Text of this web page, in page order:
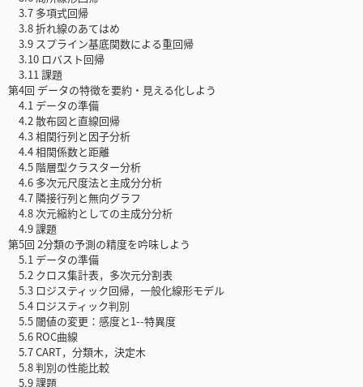
3.7 多項式回帰
3.8 折れ線のあてはめ
3.9 スプライン基底関数による重回帰
3.10 ロバスト回帰
3.11 課題
第4回 データの特徴を要約・見える化しよう
4.1 データの準備
4.2 散布図と直線回帰
4.3 相関行列と因子分析
4.4 相関係数と距離
4.5 階層型クラスター分析
4.6 多次元尺度法と主成分分析
4.7 隣接行列と無向グラフ
4.8 次元縮約としての主成分分析
4.9 課題
第5回 2分類の予測の精度を吟味しよう
5.1 データの準備
5.2 クロス集計表，多次元分割表
5.3 ロジスティック回帰，一般化線形モデル
5.4 ロジスティック判別
5.5 閾値の変更：感度と1--特異度
5.6 ROC曲線
5.7 CART，分類木，決定木
5.8 判別の性能比較
5.9 課題